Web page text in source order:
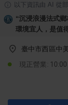
以下資訊由 AI 從
“沉浸浪漫法式
環境宜人，是值
臺中市西區中
現正營業: